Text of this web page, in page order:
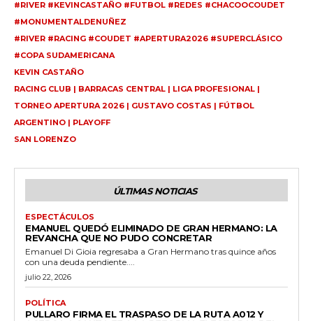
#RIVER #KEVINCASTAÑO #FUTBOL #REDES #CHACOOCOUDET
#MONUMENTALDENUÑEZ
#RIVER #RACING #COUDET #APERTURA2026 #SUPERCLÁSICO
#COPA SUDAMERICANA
KEVIN CASTAÑO
RACING CLUB | BARRACAS CENTRAL | LIGA PROFESIONAL |
TORNEO APERTURA 2026 | GUSTAVO COSTAS | FÚTBOL
ARGENTINO | PLAYOFF
SAN LORENZO
ÚLTIMAS NOTICIAS
ESPECTÁCULOS
EMANUEL QUEDÓ ELIMINADO DE GRAN HERMANO: LA
REVANCHA QUE NO PUDO CONCRETAR
Emanuel Di Gioia regresaba a Gran Hermano tras quince años
con una deuda pendiente....
julio 22, 2026
POLÍTICA
PULLARO FIRMA EL TRASPASO DE LA RUTA A012 Y